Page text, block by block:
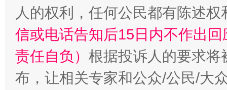
人的权利，任何公民都有陈述
信或电话告知后15日内不作出
责任自负） 根据投诉人的要求将
布，让相关专家和公众/公民/大